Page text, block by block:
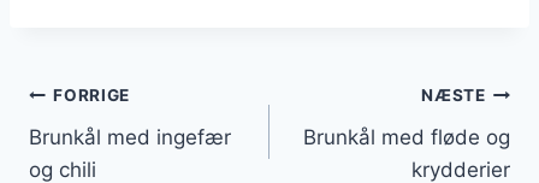
Indlægsnavigation
FORRIGE
Brunkål med ingefær
og chili
NÆSTE
Brunkål med fløde og
krydderier